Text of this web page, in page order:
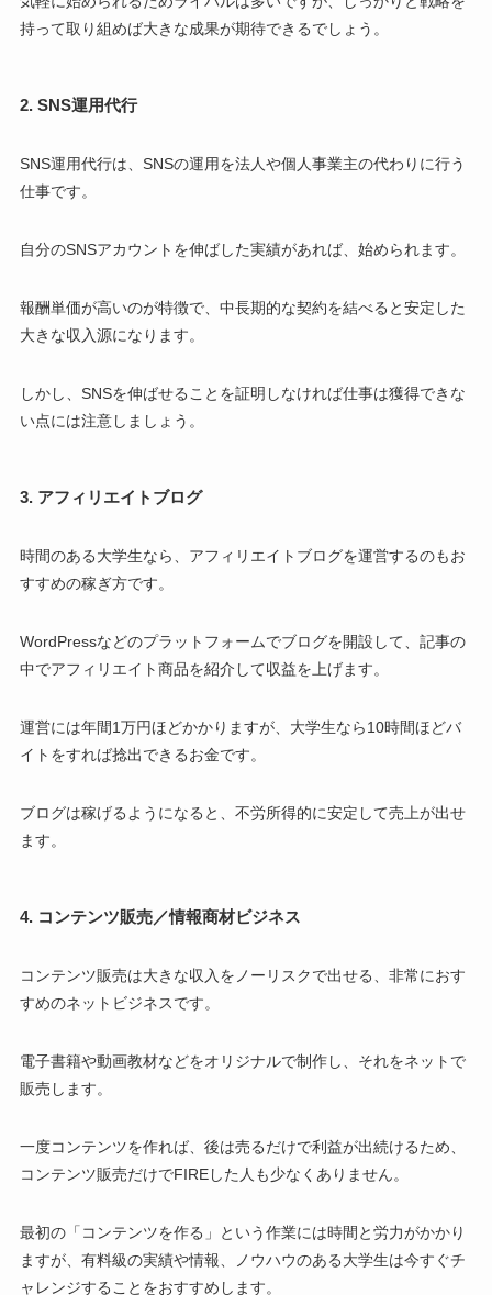
持って取り組めば大きな成果が期待できるでしょう。
2. SNS運用代行
SNS運用代行は、SNSの運用を法人や個人事業主の代わりに行う
仕事です。
自分のSNSアカウントを伸ばした実績があれば、始められます。
報酬単価が高いのが特徴で、中長期的な契約を結べると安定した
大きな収入源になります。
しかし、SNSを伸ばせることを証明しなければ仕事は獲得できな
い点には注意しましょう。
3. アフィリエイトブログ
時間のある大学生なら、アフィリエイトブログを運営するのもお
すすめの稼ぎ方です。
WordPressなどのプラットフォームでブログを開設して、記事の
中でアフィリエイト商品を紹介して収益を上げます。
運営には年間1万円ほどかかりますが、大学生なら10時間ほどバ
イトをすれば捻出できるお金です。
ブログは稼げるようになると、不労所得的に安定して売上が出せ
ます。
4. コンテンツ販売／情報商材ビジネス
コンテンツ販売は大きな収入をノーリスクで出せる、非常におす
すめのネットビジネスです。
電子書籍や動画教材などをオリジナルで制作し、それをネットで
販売します。
一度コンテンツを作れば、後は売るだけで利益が出続けるため、
コンテンツ販売だけでFIREした人も少なくありません。
最初の「コンテンツを作る」という作業には時間と労力がかかり
ますが、有料級の実績や情報、ノウハウのある大学生は今すぐチ
ャレンジすることをおすすめします。